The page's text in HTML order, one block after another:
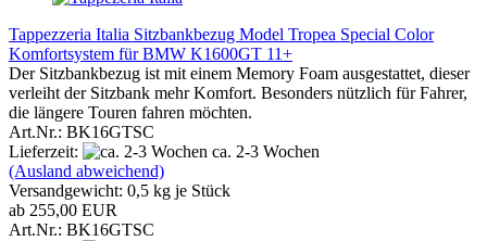
Tappezzeria Italia Sitzbankbezug Model Tropea Special Color
Komfortsystem für BMW K1600GT 11+
Der Sitzbankbezug ist mit einem Memory Foam ausgestattet, dieser
verleiht der Sitzbank mehr Komfort. Besonders nützlich für Fahrer,
die längere Touren fahren möchten.
Art.Nr.: BK16GTSC
Lieferzeit:
ca. 2-3 Wochen
(Ausland abweichend)
Versandgewicht: 0,5 kg je Stück
ab 255,00 EUR
Art.Nr.: BK16GTSC